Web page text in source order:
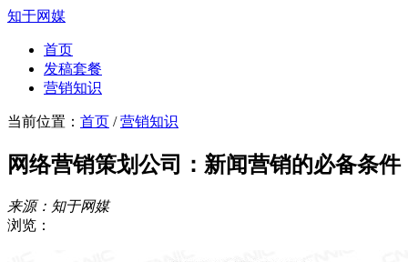
知于网媒
首页
发稿套餐
营销知识
当前位置： 首页 /营销知识
网络营销策划公司：新闻营销的必备条件
来源：知于网媒
浏览：